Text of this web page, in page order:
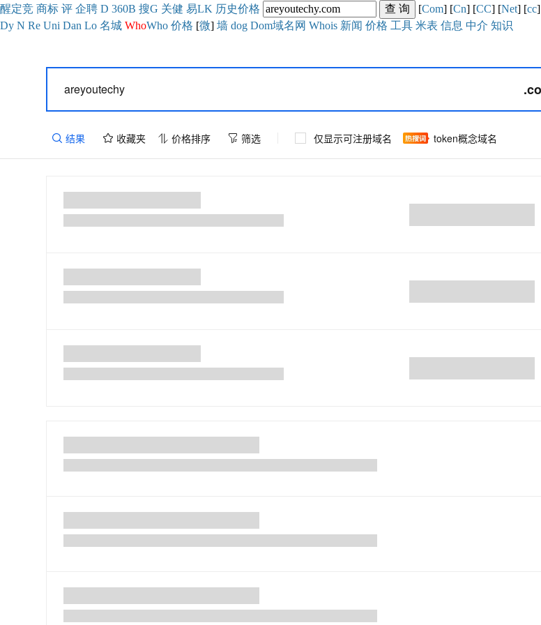
醒定竞 商标 评 企聘 D 360B 搜G 关健 易LK 历史价格 [Com] [Cn] [CC] [Net] [cc]
Dy N Re Uni Dan Lo 名城 WhoWho 价格 [微] 墙 dog Dom域名网 Whois 新闻 价格 工具 米表 信息 中介 知识